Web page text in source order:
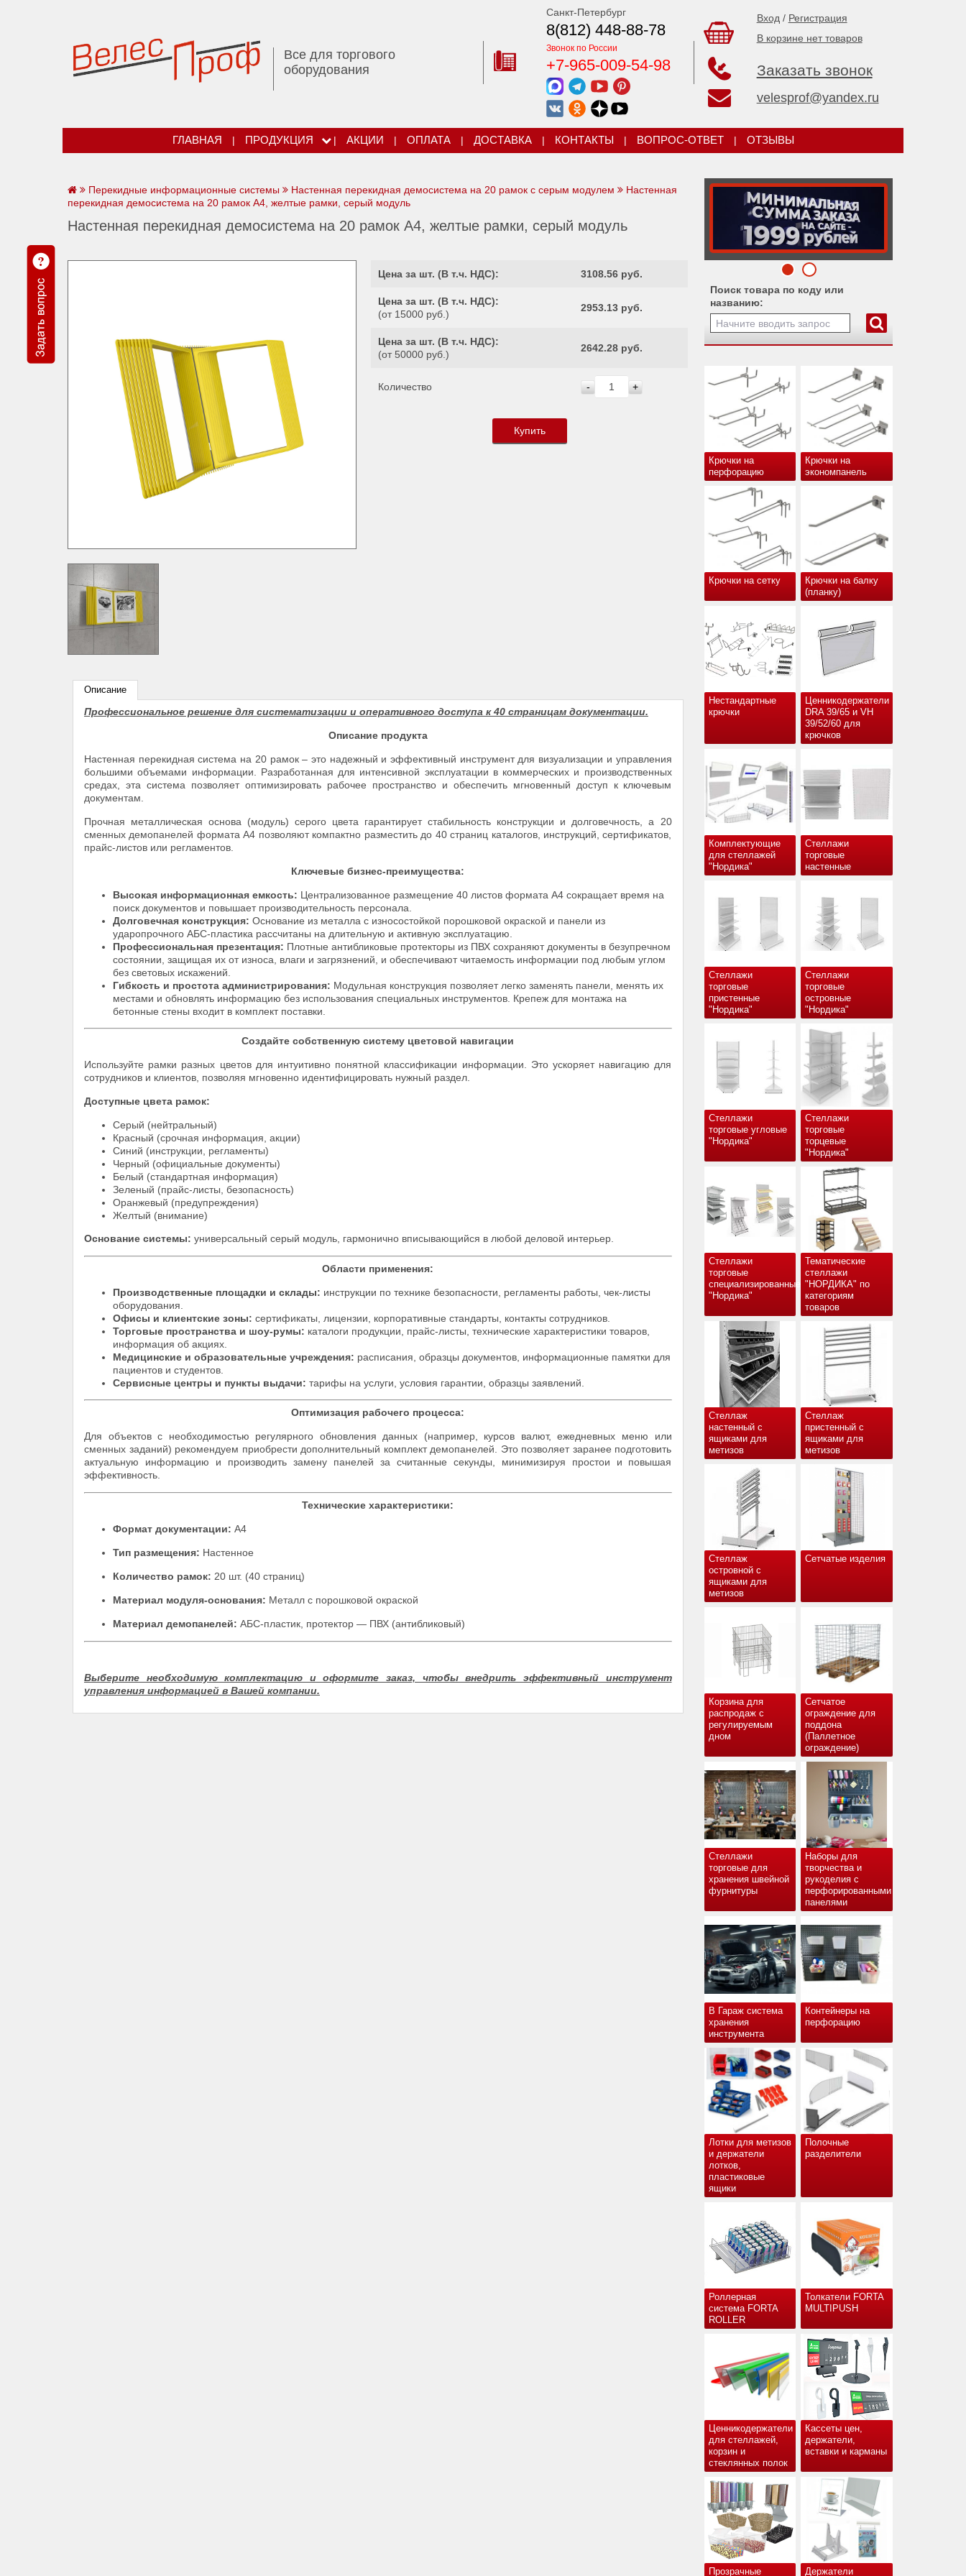
Все для торгового
оборудования
Санкт-Петербург
8(812) 448-88-78
Звонок по России
+7-965-009-54-98
Вход / Регистрация
В корзине нет товаров
Заказать звонок
velesprof@yandex.ru
ГЛАВНАЯ | ПРОДУКЦИЯ | АКЦИИ | ОПЛАТА | ДОСТАВКА | КОНТАКТЫ | ВОПРОС-ОТВЕТ | ОТЗЫВЫ
Поиск товара по коду или
названию:
Крючки на
перфорацию
Крючки на
экономпанель
Крючки на сетку
Крючки на балку
(планку)
Нестандартные
крючки
Ценникодержатели
DRA 39/65 и VH
39/52/60 для
крючков
Комплектующие
для стеллажей
"Нордика"
Стеллажи
торговые
настенные
Стеллажи
торговые
пристенные
"Нордика"
Стеллажи
торговые
островные
"Нордика"
Стеллажи
торговые угловые
"Нордика"
Стеллажи
торговые
торцевые
"Нордика"
Стеллажи
торговые
специализированные
"Нордика"
Тематические
стеллажи
"НОРДИКА" по
категориям
товаров
Стеллаж
настенный с
ящиками для
метизов
Стеллаж
пристенный с
ящиками для
метизов
Стеллаж
островной с
ящиками для
метизов
Сетчатые изделия
Корзина для
распродаж с
регулируемым
дном
Сетчатое
ограждение для
поддона
(Паллетное
ограждение)
Стеллажи
торговые для
хранения швейной
фурнитуры
Наборы для
творчества и
рукоделия с
перфорированными
панелями
В Гараж система
хранения
инструмента
Контейнеры на
перфорацию
Лотки для метизов
и держатели
лотков,
пластиковые
ящики
Полочные
разделители
Роллерная
система FORTA
ROLLER
Толкатели FORTA
MULTIPUSH
Ценникодержатели
для стеллажей,
корзин и
стеклянных полок
Кассеты цен,
держатели,
вставки и карманы
Прозрачные Держатели
Перекидные информационные системы Настенная перекидная демосистема на 20 рамок с серым модулем
Настенная
перекидная демосистема на 20 рамок А4, желтые рамки, серый модуль
Настенная перекидная демосистема на 20 рамок А4, желтые рамки, серый модуль
Цена за шт. (В т.ч. НДС): 3108.56 руб.
Цена за шт. (В т.ч. НДС):
(от 15000 руб.)
2953.13 руб.
Цена за шт. (В т.ч. НДС):
(от 50000 руб.)
2642.28 руб.
Количество - +
Купить
Описание
Профессиональное решение для систематизации и оперативного доступа к 40 страницам документации.
Описание продукта
Настенная перекидная система на 20 рамок – это надежный и эффективный инструмент для визуализации и управления
большими объемами информации. Разработанная для интенсивной эксплуатации в коммерческих и производственных
средах, эта система позволяет оптимизировать рабочее пространство и обеспечить мгновенный доступ к ключевым
документам.
Прочная металлическая основа (модуль) серого цвета гарантирует стабильность конструкции и долговечность, а 20
сменных демопанелей формата А4 позволяют компактно разместить до 40 страниц каталогов, инструкций, сертификатов,
прайс-листов или регламентов.
Ключевые бизнес-преимущества:
Высокая информационная емкость: Централизованное размещение 40 листов формата А4 сокращает время на
поиск документов и повышает производительность персонала.
Долговечная конструкция: Основание из металла с износостойкой порошковой окраской и панели из
ударопрочного АБС-пластика рассчитаны на длительную и активную эксплуатацию.
Профессиональная презентация: Плотные антибликовые протекторы из ПВХ сохраняют документы в безупречном
состоянии, защищая их от износа, влаги и загрязнений, и обеспечивают читаемость информации под любым углом
без световых искажений.
Гибкость и простота администрирования: Модульная конструкция позволяет легко заменять панели, менять их
местами и обновлять информацию без использования специальных инструментов. Крепеж для монтажа на
бетонные стены входит в комплект поставки.
Создайте собственную систему цветовой навигации
Используйте рамки разных цветов для интуитивно понятной классификации информации. Это ускоряет навигацию для
сотрудников и клиентов, позволяя мгновенно идентифицировать нужный раздел.
Доступные цвета рамок:
Серый (нейтральный)
Красный (срочная информация, акции)
Синий (инструкции, регламенты)
Черный (официальные документы)
Белый (стандартная информация)
Зеленый (прайс-листы, безопасность)
Оранжевый (предупреждения)
Желтый (внимание)
Основание системы: универсальный серый модуль, гармонично вписывающийся в любой деловой интерьер.
Области применения:
Производственные площадки и склады: инструкции по технике безопасности, регламенты работы, чек-листы
оборудования.
Офисы и клиентские зоны: сертификаты, лицензии, корпоративные стандарты, контакты сотрудников.
Торговые пространства и шоу-румы: каталоги продукции, прайс-листы, технические характеристики товаров,
информация об акциях.
Медицинские и образовательные учреждения: расписания, образцы документов, информационные памятки для
пациентов и студентов.
Сервисные центры и пункты выдачи: тарифы на услуги, условия гарантии, образцы заявлений.
Оптимизация рабочего процесса:
Для объектов с необходимостью регулярного обновления данных (например, курсов валют, ежедневных меню или
сменных заданий) рекомендуем приобрести дополнительный комплект демопанелей. Это позволяет заранее подготовить
актуальную информацию и производить замену панелей за считанные секунды, минимизируя простои и повышая
эффективность.
Технические характеристики:
Формат документации: А4
Тип размещения: Настенное
Количество рамок: 20 шт. (40 страниц)
Материал модуля-основания: Металл с порошковой окраской
Материал демопанелей: АБС-пластик, протектор — ПВХ (антибликовый)
Выберите необходимую комплектацию и оформите заказ, чтобы внедрить эффективный инструмент
управления информацией в Вашей компании.